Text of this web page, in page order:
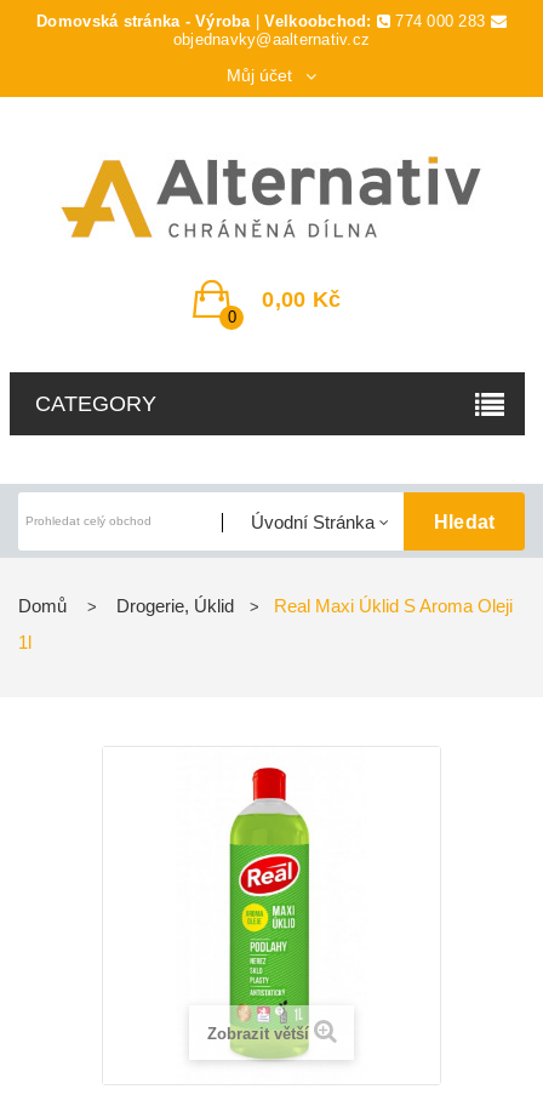
Domovská stránka - Výroba|Velkoobchod:
774 000 283
objednavky@aalternativ.cz
Můj účet
0
0,00 Kč
CATEGORY
Úvodní Stránka Hledat
Domů > Drogerie, Úklid >
Real Maxi Úklid S Aroma Oleji
1l
Zobrazit větší